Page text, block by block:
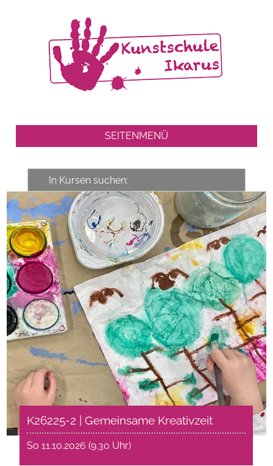
SEITENMENÜ
K26225-2 | Gemeinsame Kreativzeit
So 11.10.2026 (9.30 Uhr)